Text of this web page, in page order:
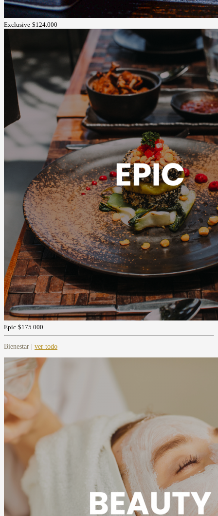
Exclusive $124.000
Epic $175.000
Bienestar | ver todo